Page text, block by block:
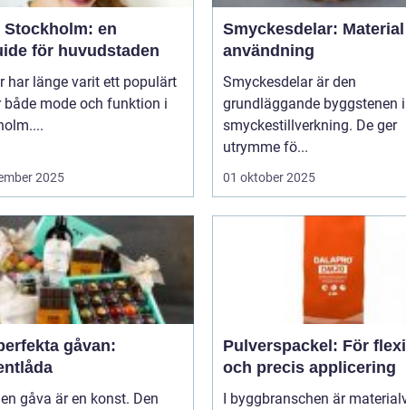
Stockholm: en
för huvudstaden
har länge varit ett populärt
både mode och funktion i
2025
Smyckesdelar:
användning
Smyckesdelar är den
grundläggande byggstenen i
smyckestillverkning. De ger
utrymme fö...
01 oktober 2025
gåvan:
gåva är en konst. Den
Pulverspackel: För
och precis applicering
I byggbranschen är